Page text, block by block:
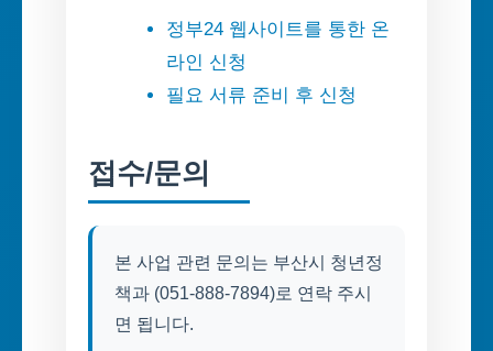
정부24 웹사이트를 통한 온
라인 신청
필요 서류 준비 후 신청
접수/문의
본 사업 관련 문의는 부산시 청년정
책과 (051-888-7894)로 연락 주시
면 됩니다.